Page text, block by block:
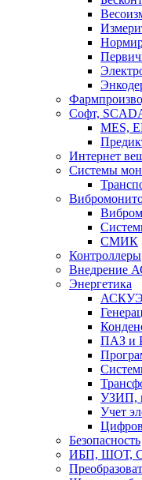
Софт,
MES,
Интернет
Системы
СМИК
Контроллеры
Внедрение
Энергетика
АСКУЭ
ПАЗ и
УЗИП,
Учет
Безопасность
ИБП, ШОТ,